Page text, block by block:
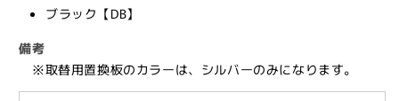
【ス
ッ
プ
付
【ス
ト
プ
付
ブラック【DB】
備考
※取替用置換板のカラーは、シルバーのみになります。